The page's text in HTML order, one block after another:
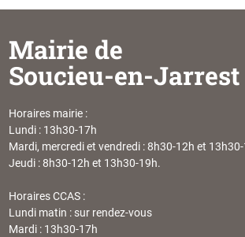
Mairie de
Soucieu-en-Jarrest
Horaires mairie :
Lundi : 13h30-17h
Mardi, mercredi et vendredi : 8h30-12h et
Jeudi : 8h30-12h et 13h30-19h.
Horaires CCAS :
Lundi matin : sur rendez-vous
Mardi : 13h30-17h